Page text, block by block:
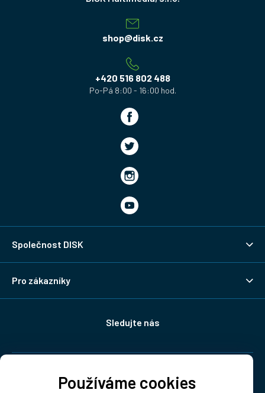
Používáme cookies
shop@disk.cz
+420 516 802 488
Společnost DISK
Pro zákazníky
Sledujte nás